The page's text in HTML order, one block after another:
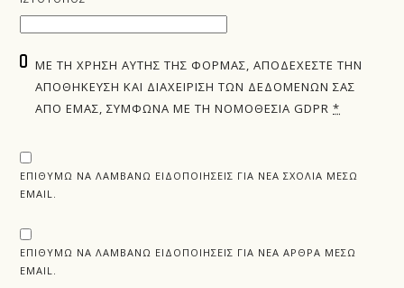
ΜΕ ΤΗ ΧΡΉΣΗ ΑΥΤΉΣ ΤΗΣ ΦΌΡΜΑΣ, ΑΠΟΔΈΧΕΣΤΕ ΤΗΝ
ΑΠΟΘΉΚΕΥΣΗ ΚΑΙ ΔΙΑΧΕΊΡΙΣΗ ΤΩΝ ΔΕΔΟΜΈΝΩΝ ΣΑΣ
ΑΠΌ ΕΜΆΣ, ΣΎΜΦΩΝΑ ΜΕ ΤΗ ΝΟΜΟΘΕΣΊΑ GDPR*
ΕΠΙΘΥΜΏ ΝΑ ΛΑΜΒΆΝΩ ΕΙΔΟΠΟΙΉΣΕΙΣ ΓΙΑ ΝΈΑ ΣΧΌΛΙΑ ΜΈΣΩ
EMAIL.
ΕΠΙΘΥΜΏ ΝΑ ΛΑΜΒΆΝΩ ΕΙΔΟΠΟΙΉΣΕΙΣ ΓΙΑ ΝΈΑ ΆΡΘΡΑ ΜΈΣΩ
EMAIL.